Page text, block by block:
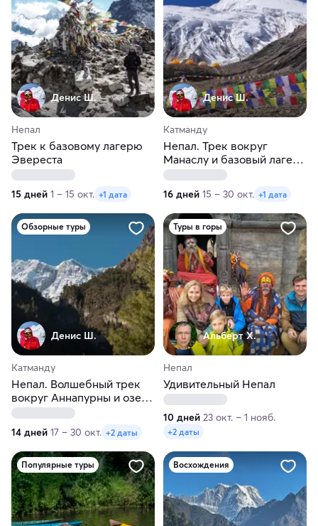
Денис Ш.
Непал
Трек к базовому лагерю
Эвереста
15 дней 1 – 15 окт. +1 дата
Денис Ш.
Катманду
Непал. Трек вокруг
Манаслу и базовый лагерь
Манаслу
16 дней 15 – 30 окт. +1 дата
Обзорные туры
Денис Ш.
Катманду
Непал. Волшебный трек
вокруг Аннапурны и озеро
Тиличо
14 дней 17 – 30 окт. +2 даты
Туры в горы
Альберт Х.
Непал
Удивительный Непал
10 дней 23 окт. – 1 нояб.
+2 даты
Популярные туры Восхождения